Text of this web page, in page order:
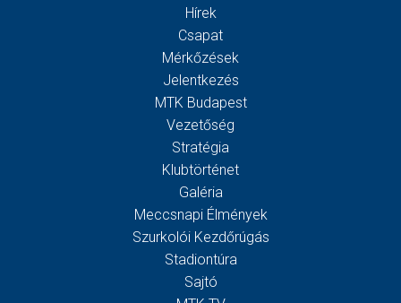
Hírek
Csapat
Mérkőzések
Jelentkezés
MTK Budapest
Vezetőség
Stratégia
Klubtörténet
Galéria
Meccsnapi Élmények
Szurkolói Kezdőrúgás
Stadiontúra
Sajtó